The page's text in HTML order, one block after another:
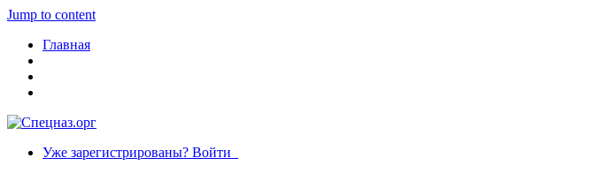
Jump to content
Главная
Уже зарегистрированы? Войти